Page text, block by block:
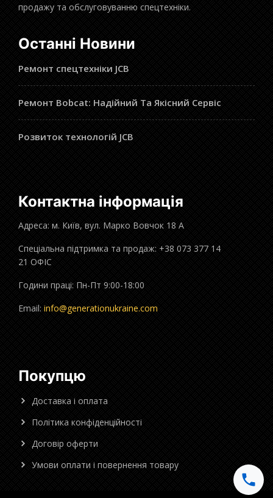
продажу та обслуговуванню спецтехніки.
Останні Новини
Ремонт спецтехніки JCB
Ремонт Bobcat: Надійний Та Якісний Сервіс
Розвиток технологій JCB
Контактна інформація
Адреса: м. Київ, вул. Марко Вовчок 18 А
Спеціальна підтримка та продаж: +38 073 377 14
21 ОФІС
Години праці: Пн-Пт 9:00-18:00
Email: info@generationukraine.com
Покупцю
Доставка і оплата
Політика конфіденційності
Договір оферти
Умови оплати і повернення товару